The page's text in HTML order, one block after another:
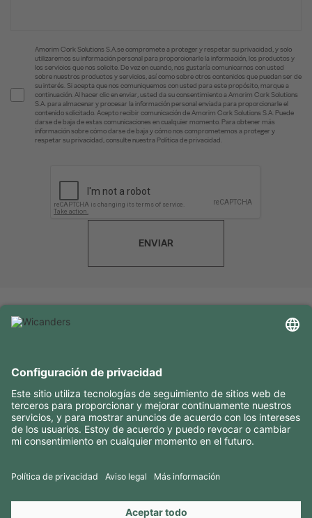
Amorim Cork Solutions S.A.se compromete a proteger y respetar su privacidad, y solo
utilizaremos su información personal para proporcionarle la información, los productos y
los servicios que nos solicite. De vez en cuando, nos gustaría comunicarnos con usted
sobre nuestros productos y servicios, así como sobre otros contenidos que puedan ser de
su interés. Si acepta que nos comuniquemos con usted para este propósito, marque a
continuación. Al hacer clic en enviar, usted da su consentimiento a Amorim Cork Solutions
S.A. para almacenar y procesar la información personal enviada para proporcionarle el
contenido solicitado. Acepto recibir comunicación de Amorim Cork Solutions S.A. Puede
darse de baja de estas comunicaciones en cualquier momento. Para obtener más
información sobre cómo darse de baja y cómo nos comprometemos a proteger y
respetar su privacidad, consulte nuestra Política de privacidad.
ENVIAR
CONTACTOS
SÍGANOS EN